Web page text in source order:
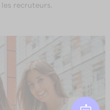
recruteurs.